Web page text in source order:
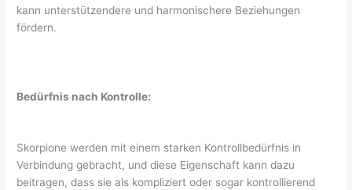
kann unterstützendere und harmonischere Beziehungen
fördern.
Bedürfnis nach Kontrolle:
Skorpione werden mit einem starken Kontrollbedürfnis in
Verbindung gebracht, und diese Eigenschaft kann dazu
beitragen, dass sie als kompliziert oder sogar kontrollierend